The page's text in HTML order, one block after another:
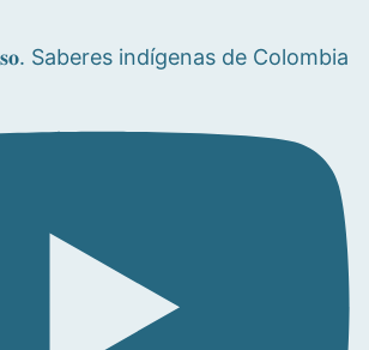
Saberes indígenas de Colombia